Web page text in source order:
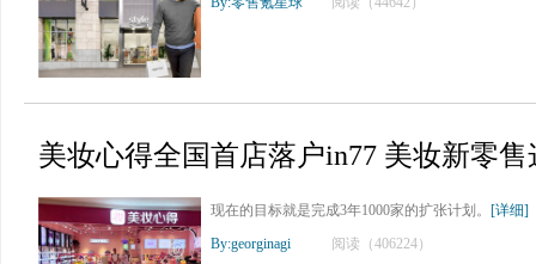
美妆心得全国首店落户in77 美妆新零
现在的目标就是完成3年1000家的扩张计划。 [详细]
By:georginagi
阅读（406224）